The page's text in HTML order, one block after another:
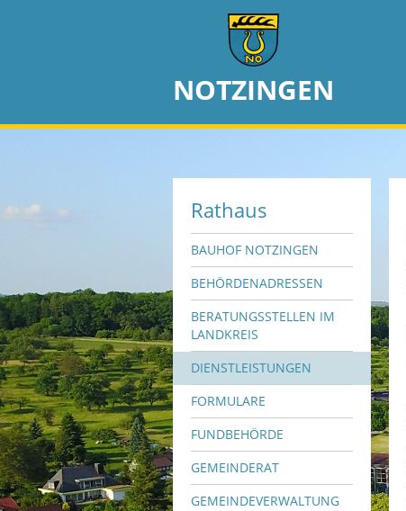
NOTZINGEN
Rathaus
BAUHOF NOTZINGEN
BEHÖRDENADRESSEN
BERATUNGSSTELLEN IM
LANDKREIS
DIENSTLEISTUNGEN
FORMULARE
FUNDBEHÖRDE
GEMEINDERAT
GEMEINDEVERWALTUNG